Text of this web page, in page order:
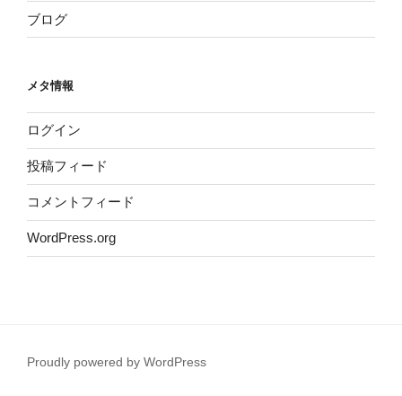
ブログ
メタ情報
ログイン
投稿フィード
コメントフィード
WordPress.org
Proudly powered by WordPress